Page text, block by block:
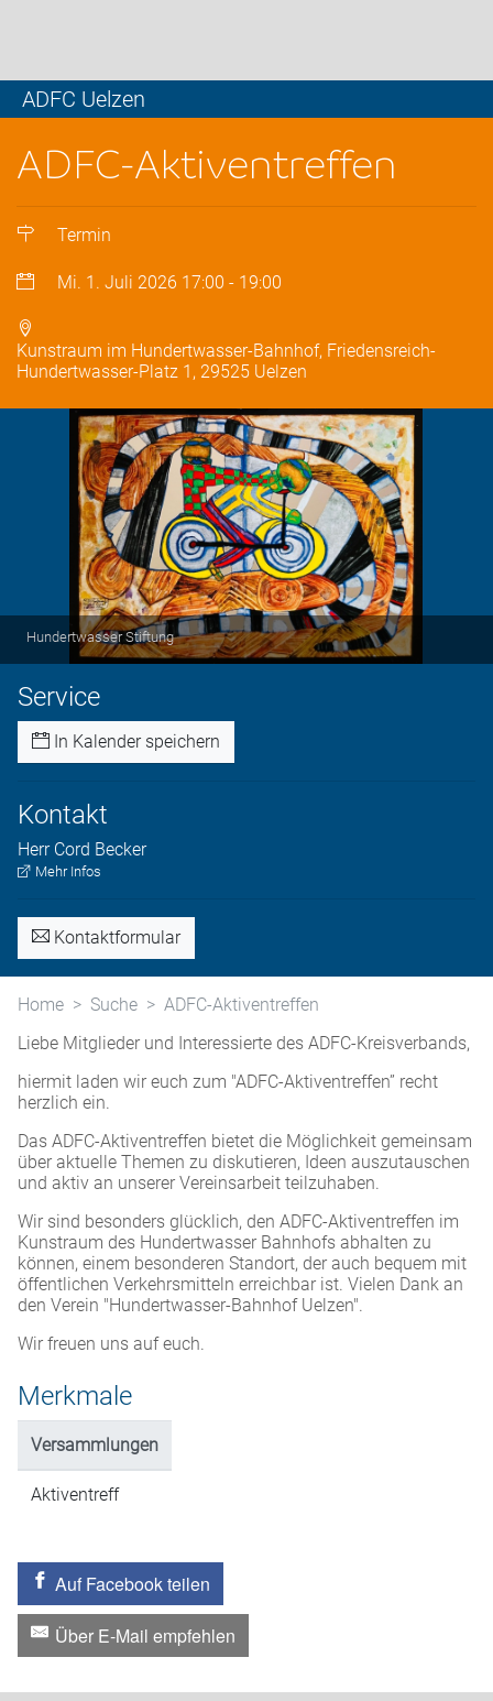
ADFC Uelzen
ADFC-Aktiventreffen
Termin
Mi. 1. Juli 2026 17:00 - 19:00
Kunstraum im Hundertwasser-Bahnhof, Friedensreich-
Hundertwasser-Platz 1, 29525 Uelzen
Hundertwasser Stiftung
Service
In Kalender speichern
Kontakt
Herr Cord Becker
Mehr Infos
Kontaktformular
Home Suche
ADFC-Aktiventreffen
Liebe Mitglieder und Interessierte des ADFC-Kreisverbands,
hiermit laden wir euch zum "ADFC-Aktiventreffen” recht
herzlich ein.
Das ADFC-Aktiventreffen bietet die Möglichkeit gemeinsam
über aktuelle Themen zu diskutieren, Ideen auszutauschen
und aktiv an unserer Vereinsarbeit teilzuhaben.
Wir sind besonders glücklich, den ADFC-Aktiventreffen im
Kunstraum des Hundertwasser Bahnhofs abhalten zu
können, einem besonderen Standort, der auch bequem mit
öffentlichen Verkehrsmitteln erreichbar ist. Vielen Dank an
den Verein "Hundertwasser-Bahnhof Uelzen".
Wir freuen uns auf euch.
Merkmale
Versammlungen
Aktiventreff
Auf Facebook teilen
Über E-Mail empfehlen